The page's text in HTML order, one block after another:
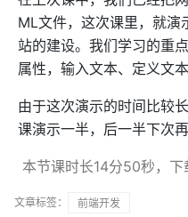
ML文件，这次课里，就
站的建设。我们学习的重
属性，输入文本、定义文
由于这次演示的时间比较
课演示一半，后一半下次再
本节课时长14分50秒，下
文章标签：
前端开发